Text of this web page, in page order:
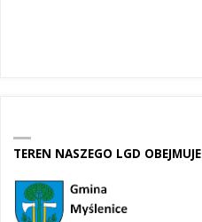
TEREN NASZEGO LGD OBEJMUJE